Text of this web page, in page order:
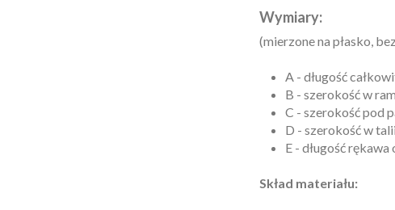
Wymiary:
(mierzone na płasko,
A - długość
B - szerokość w
C - szerokość pod
D - szerokość w
E - długość
Skład materiału: